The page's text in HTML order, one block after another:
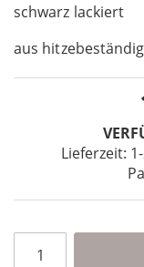
schwarz lackiert
aus
Lieferzeit:
the
images
gallery